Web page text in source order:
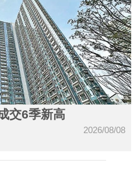
交6季新高
2026/08/08